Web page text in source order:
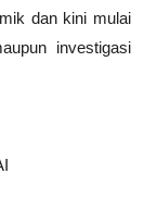
dan kini mulai
investigasi